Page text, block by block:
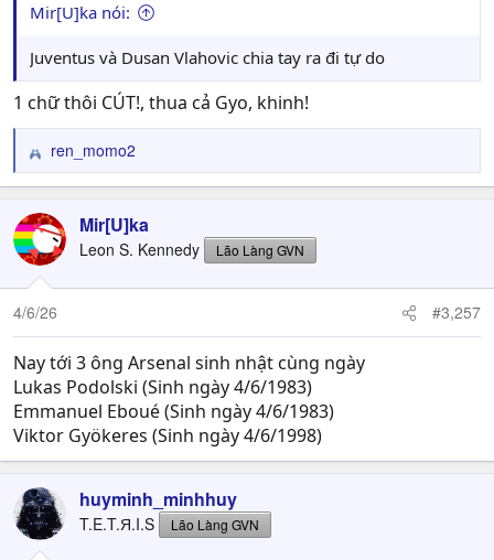
Mir[U]ka nói:
Juventus và Dusan Vlahovic chia tay ra đi tự do
1 chữ thôi CÚT!, thua cả Gyo, khinh!
R
e
c
t
i
o
n
ren_momo2
Mir[U]ka
Leon S. Kennedy Lão Làng GVN
4/6/26 #3,257
Nay tới 3 ông Arsenal sinh nhật cùng ngày
Lukas Podolski (Sinh ngày 4/6/1983)
Emmanuel Eboué (Sinh ngày 4/6/1983)
Viktor Gyökeres (Sinh ngày 4/6/1998)
huyminh_minhhuy
T.E.T.Я.I.S Lão Làng GVN